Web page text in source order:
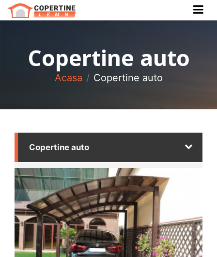
Cauta Produs
Cauta
Copertine auto
Acasa Copertine auto
Copertine auto
Copertine intrare
Copertine terase
Pergole & Foisoare